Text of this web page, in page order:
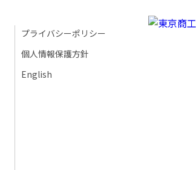
プライバシーポリシー
個人情報保護方針
English